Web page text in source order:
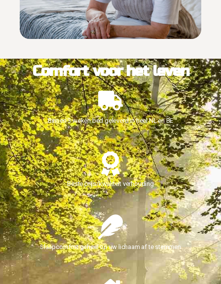
Comfort voor het leven
Binnen 3 weken bed geleverd in heel NL en BE
Beste prijs/kwaliteit verhouding
Slaapcomfort geheel op uw lichaam af te stemmen